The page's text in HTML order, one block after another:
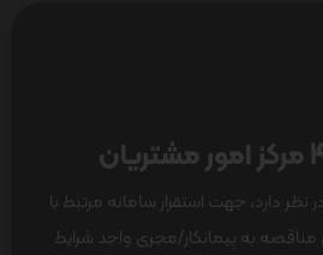
نظر دارد، جهت استقرار سامانه مرتبط با
مناقصه به پیمانکار/مجری واجد شرایط